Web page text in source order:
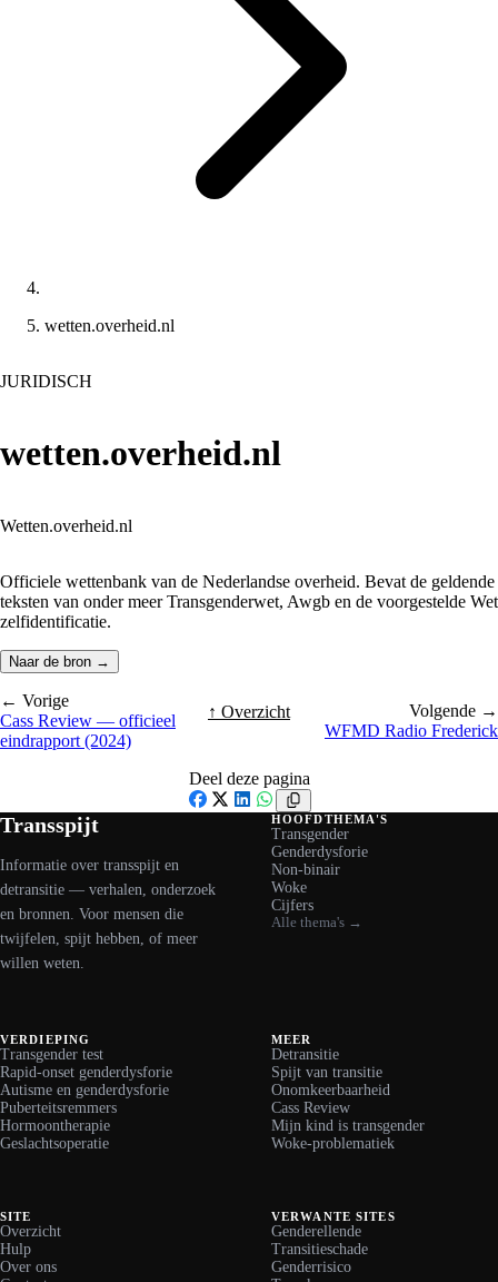
wetten.overheid.nl
JURIDISCH
wetten.overheid.nl
Wetten.overheid.nl
Officiele wettenbank van de Nederlandse overheid. Bevat de geldende
teksten van onder meer Transgenderwet, Awgb en de voorgestelde Wet
zelfidentificatie.
Naar de bron →
← Vorige
Cass Review — officieel
eindrapport (2024)
↑ Overzicht
Volgende →
WFMD Radio Frederick
Deel deze pagina
Facebook
X LinkedIn
WhatsApp
Transspijt
Informatie over transspijt en
detransitie — verhalen, onderzoek
en bronnen. Voor mensen die
twijfelen, spijt hebben, of meer
willen weten.
HOOFDTHEMA'S
Transgender
Genderdysforie
Non-binair
Woke
Cijfers
Alle thema's →
VERDIEPING
Transgender test
Rapid-onset genderdysforie
Autisme en genderdysforie
Puberteitsremmers
Hormoontherapie
Geslachtsoperatie
MEER
Detransitie
Spijt van transitie
Onomkeerbaarheid
Cass Review
Mijn kind is transgender
Woke-problematiek
SITE
Overzicht
Hulp
Over ons
VERWANTE SITES
Genderellende
Transitieschade
Genderrisico